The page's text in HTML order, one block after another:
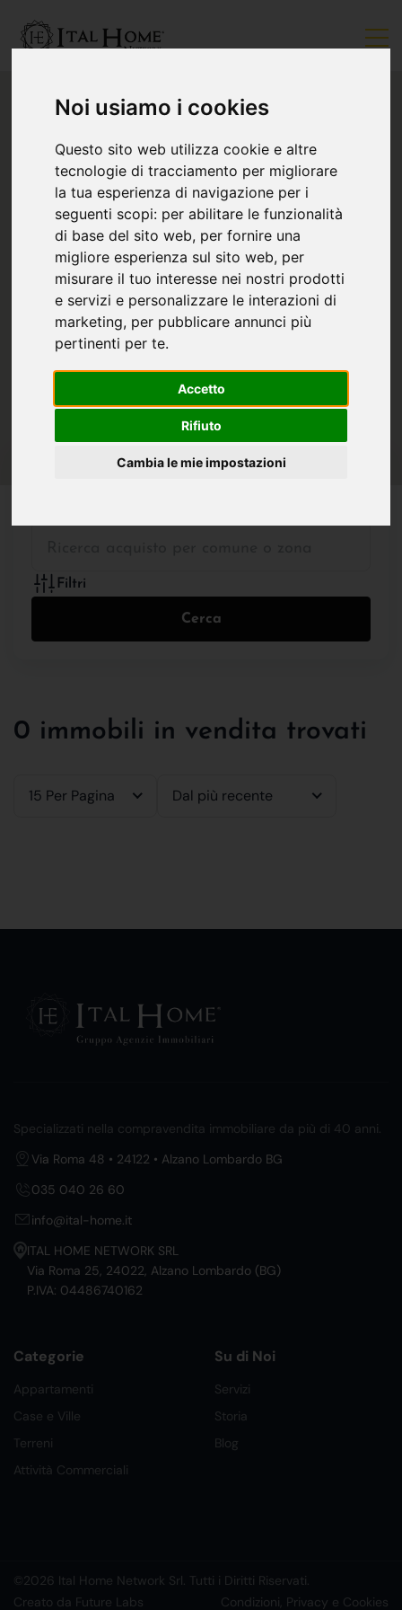
Noi usiamo i cookies
Questo sito web utilizza cookie e altre
tecnologie di tracciamento per migliorare
la tua esperienza di navigazione per i
seguenti scopi: per abilitare le funzionalità
di base del sito web, per fornire una
migliore esperienza sul sito web, per
misurare il tuo interesse nei nostri prodotti
e servizi e personalizzare le interazioni di
marketing, per pubblicare annunci più
pertinenti per te.
Accetto
Rifiuto
Cambia le mie impostazioni
Filtri
Cerca
0 immobili in vendita trovati
15 Per Pagina Dal più recente
Specializzati nella compravendita immobiliare da più di 40 anni.
Via Roma 48 • 24122 • Alzano Lombardo BG
035 040 26 60
info@ital-home.it
ITAL HOME NETWORK SRL
Via Roma 25, 24022, Alzano Lombardo (BG)
P.IVA: 04486740162
Categorie
Appartamenti
Case e Ville
Terreni
Attività Commerciali
Su di Noi
Servizi
Storia
Blog
©2026 Ital Home Network Srl. Tutti i Diritti Riservati.
Creato da Future Labs
Condizioni, Privacy e Cookies